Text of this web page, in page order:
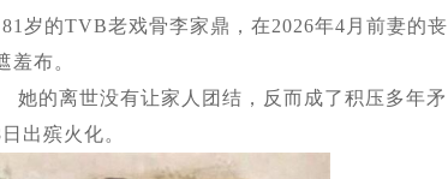
岁的TVB老戏骨李家鼎，在2026年4月前妻的丧
布。
她的离世没有让家人团结，反而成了积压多年矛
出殡火化。